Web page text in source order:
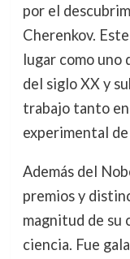
por el
Cherenkov.
lugar como uno
del siglo XX y
trabajo tanto
experimental
Además del
premios y
magnitud de su
ciencia. Fue